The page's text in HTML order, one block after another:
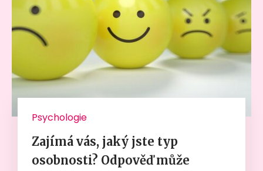
Psychologie
Zajímá vás, jaký jste typ
osobnosti? Odpověď může